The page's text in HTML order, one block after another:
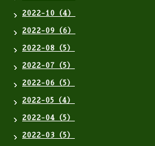
2022-10（4）
2022-09（6）
2022-08（5）
2022-07（5）
2022-06（5）
2022-05（4）
2022-04（5）
2022-03（5）